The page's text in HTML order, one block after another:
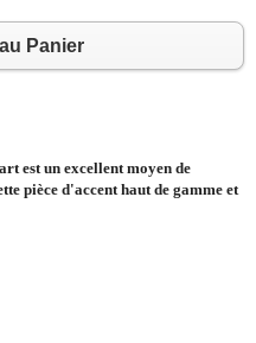
Panier
est un excellent moyen de
pièce d'accent haut de gamme et